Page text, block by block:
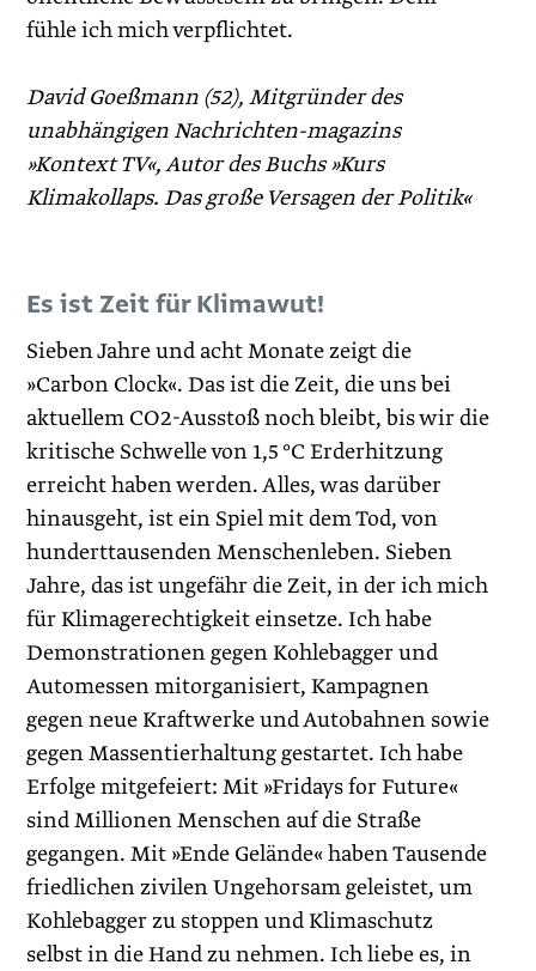
fühle ich mich verpflichtet.
David Goeßmann (52), Mitgründer des
unabhängigen Nachrichten-magazins
»Kontext TV«, Autor des Buchs »Kurs
Klimakollaps. Das große Versagen der Politik«
Es ist Zeit für Klimawut!
Sieben Jahre und acht Monate zeigt die
»Carbon Clock«. Das ist die Zeit, die uns bei
aktuellem CO2-Ausstoß noch bleibt, bis wir die
kritische Schwelle von 1,5 °C Erderhitzung
erreicht haben werden. Alles, was darüber
hinausgeht, ist ein Spiel mit dem Tod, von
hunderttausenden Menschenleben. Sieben
Jahre, das ist ungefähr die Zeit, in der ich mich
für Klimagerechtigkeit einsetze. Ich habe
Demonstrationen gegen Kohlebagger und
Automessen mitorganisiert, Kampagnen
gegen neue Kraftwerke und Autobahnen sowie
gegen Massentierhaltung gestartet. Ich habe
Erfolge mitgefeiert: Mit »Fridays for Future«
sind Millionen Menschen auf die Straße
gegangen. Mit »Ende Gelände« haben Tausende
friedlichen zivilen Ungehorsam geleistet, um
Kohlebagger zu stoppen und Klimaschutz
selbst in die Hand zu nehmen. Ich liebe es, in